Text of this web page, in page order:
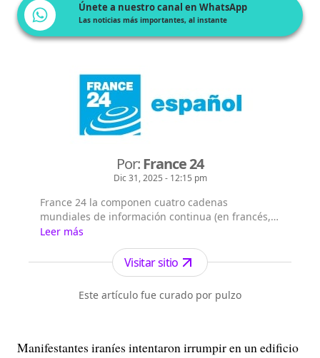
Únete a nuestro canal en WhatsApp
Las noticias más importantes, al instante
Por:France 24
Dic 31, 2025 - 12:15 pm
France 24 la componen cuatro cadenas
mundiales de información continua (en francés,
árabe, inglés y español), que emiten las 24/7 en
355 millones de hogares en los 5 continentes.
France 24 cuenta con 61,2 millones de
telespectadores semanales (medición realizada
en 67 países de los 183 en los que se emite al
menos una de las cadenas) y es el primer ca...
Leer más
Visitar sitio
Este artículo fue curado por pulzo
Manifestantes iraníes intentaron irrumpir en un edificio